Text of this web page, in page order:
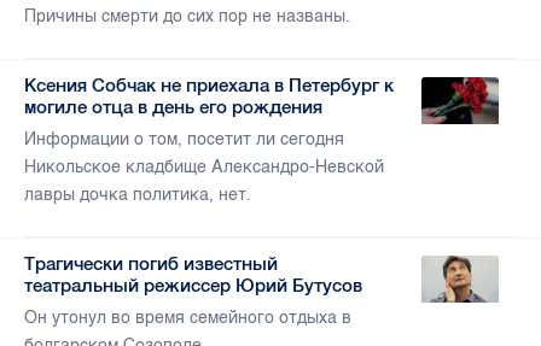
Причины смерти до сих пор не названы.
Ксения Собчак не приехала в Петербург к
могиле отца в день его рождения
Информации о том, посетит ли сегодня
Никольское кладбище Александро-Невской
лавры дочка политика, нет.
Трагически погиб известный
театральный режиссер Юрий Бутусов
Он утонул во время семейного отдыха в